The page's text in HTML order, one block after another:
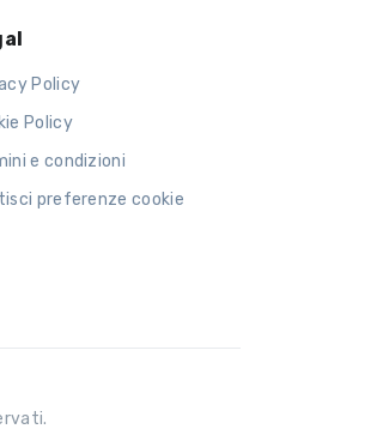
Policy
Policy
e condizioni
preferenze cookie